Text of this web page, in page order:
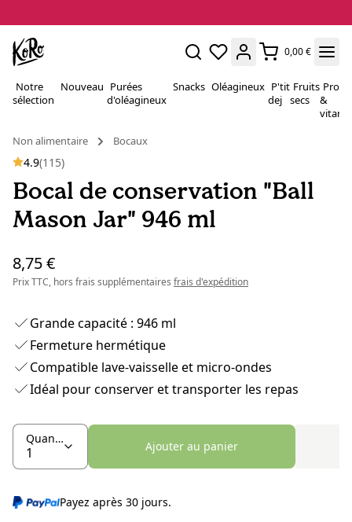
0,00 €
Notre
sélection
Nouveau Purées
d'oléagineux
Snacks Oléagineux P'tit
dej
Fruits
secs
&
Non alimentaire
Bocaux
4.9(115)
Bocal de conservation "Ball
Mason Jar" 946 ml
8,75 €
Prix TTC, hors frais supplémentaires frais d'expédition
Grande capacité : 946 ml
Fermeture hermétique
Compatible lave-vaisselle et micro-ondes
Idéal pour conserver et transporter les repas
Quantité
Ajouter au panier
Payez après 30 jours.